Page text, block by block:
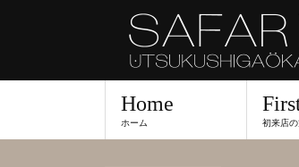
Home
ホーム 初来店